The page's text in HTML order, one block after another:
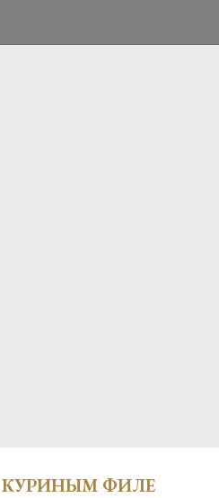
КУРИНЫМ ФИЛЕ